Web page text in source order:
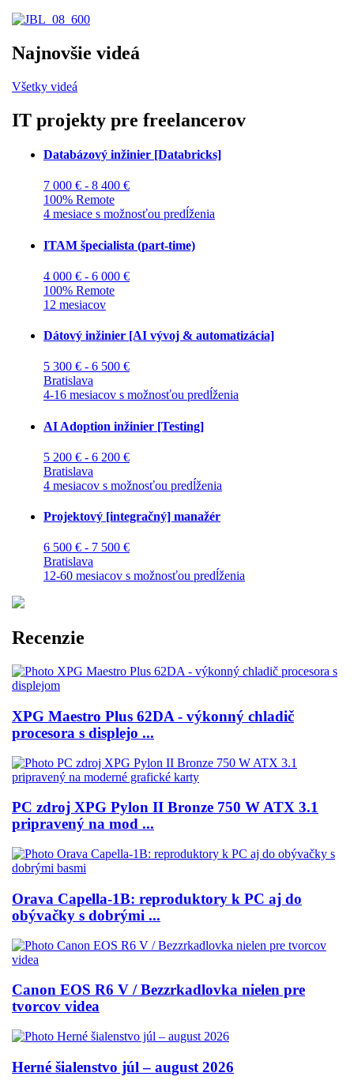
Najnovšie videá
Všetky videá
IT projekty pre freelancerov
Databázový inžinier [Databricks]
7 000 € - 8 400 €
100% Remote
4 mesiace s možnosťou predĺženia
ITAM špecialista (part-time)
4 000 € - 6 000 €
100% Remote
12 mesiacov
Dátový inžinier [AI vývoj & automatizácia]
5 300 € - 6 500 €
Bratislava
4-16 mesiacov s možnosťou predĺženia
AI Adoption inžinier [Testing]
5 200 € - 6 200 €
Bratislava
4 mesiacov s možnosťou predĺženia
Projektový [integračný] manažér
6 500 € - 7 500 €
Bratislava
12-60 mesiacov s možnosťou predĺženia
Recenzie
XPG Maestro Plus 62DA - výkonný chladič
procesora s displejo ...
PC zdroj XPG Pylon II Bronze 750 W ATX 3.1
pripravený na mod ...
Orava Capella-1B: reproduktory k PC aj do
obývačky s dobrými ...
Canon EOS R6 V / Bezzrkadlovka nielen pre
tvorcov videa
Herné šialenstvo júl – august 2026